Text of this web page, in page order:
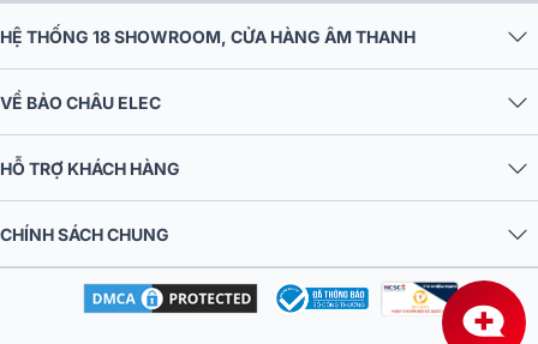
SRX906LAsử dụng RBI (Bộ tích hợp ranh giới bức xạ) sáng tạo của
JBL, gắn cả đầu dò cao và thấp vào một còi - điều này cải thiện
đáng kể khả năng định hướng ngang của loa và giúp tối ưu hóa tiềm
năng âm thanh của bạn. Thêm vào đó, kích thước loa kèn lớn mang
lại âm thanh tần số thấp mở rộng và hỗ trợ giảm năng lượng ở phía
sau dãy loa.
HỆ THỐNG 18 SHOWROOM, CỬA HÀNG ÂM THANH
VỀ BẢO CHÂU ELEC
HỖ TRỢ KHÁCH HÀNG
CHÍNH SÁCH CHUNG